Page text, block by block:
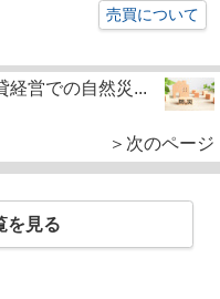
売買について
経営での自然災...
＞次のページ
を見る